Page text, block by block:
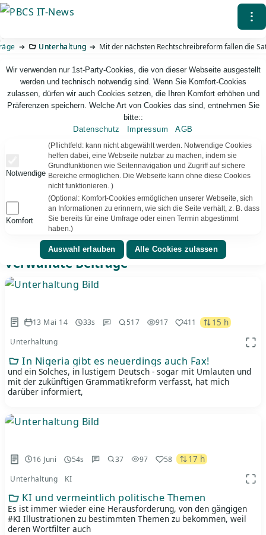
Direkt
Inhalt
⁝
Unterhaltung Mit der nächsten Rechtschreibreform fallen die
PBCS IT-News – IT. Web. Einfach. Webdesign, Analyse & Beratung
Mit der nächsten Rechtschreibreform fallen
die Satzzeichen weg
😛 „WIR ESSEN JETZT KINDER!“ Ein Komma entscheidet
hier über Leben und Tod. Einfach mal wirken lassen.
Verwandte Beiträge
13 Mai 14 33s 517 917 411 15 h
Unterhaltung
In Nigeria gibt es neuerdings auch Fax!
und ein Solches, in lustigem Deutsch - sogar mit Umlauten und
mit der zukünftigen Grammatikreform verfasst, hat mich
darüber informiert,
16 Juni 54s 37 97 58 17 h
Unterhaltung KI
KI und vermeintlich politische Themen
Es ist immer wieder eine Herausforderung, von den gängigen
#KI Illustrationen zu bestimmten Themen zu bekommen, weil
deren Wortfilter auch
Wir verwenden nur 1st-Party-Cookies, die von dieser Webseite ausgestellt
werden und technisch notwendig sind. Wenn Sie Komfort-Cookies
zulassen, dürfen wir auch Cookies setzen, die Ihren Komfort erhöhen und
Präferenzen speichern. Welche Art von Cookies das sind, entnehmen Sie
bitte::
Datenschutz
Impressum AGB
Notwendige
(Pflichtfeld: kann nicht abgewählt werden. Notwendige Cookies
helfen dabei, eine Webseite nutzbar zu machen, indem sie
Grundfunktionen wie Seitennavigation und Zugriff auf sichere
Bereiche ermöglichen. Die Webseite kann ohne diese Cookies
nicht funktionieren. )
Komfort
(Optional: Komfort-Cookies ermöglichen unserer Webseite, sich
an Informationen zu erinnern, wie sich die Seite verhält, z. B. dass
Sie bereits für eine Umfrage oder einen Termin abgestimmt
haben.)